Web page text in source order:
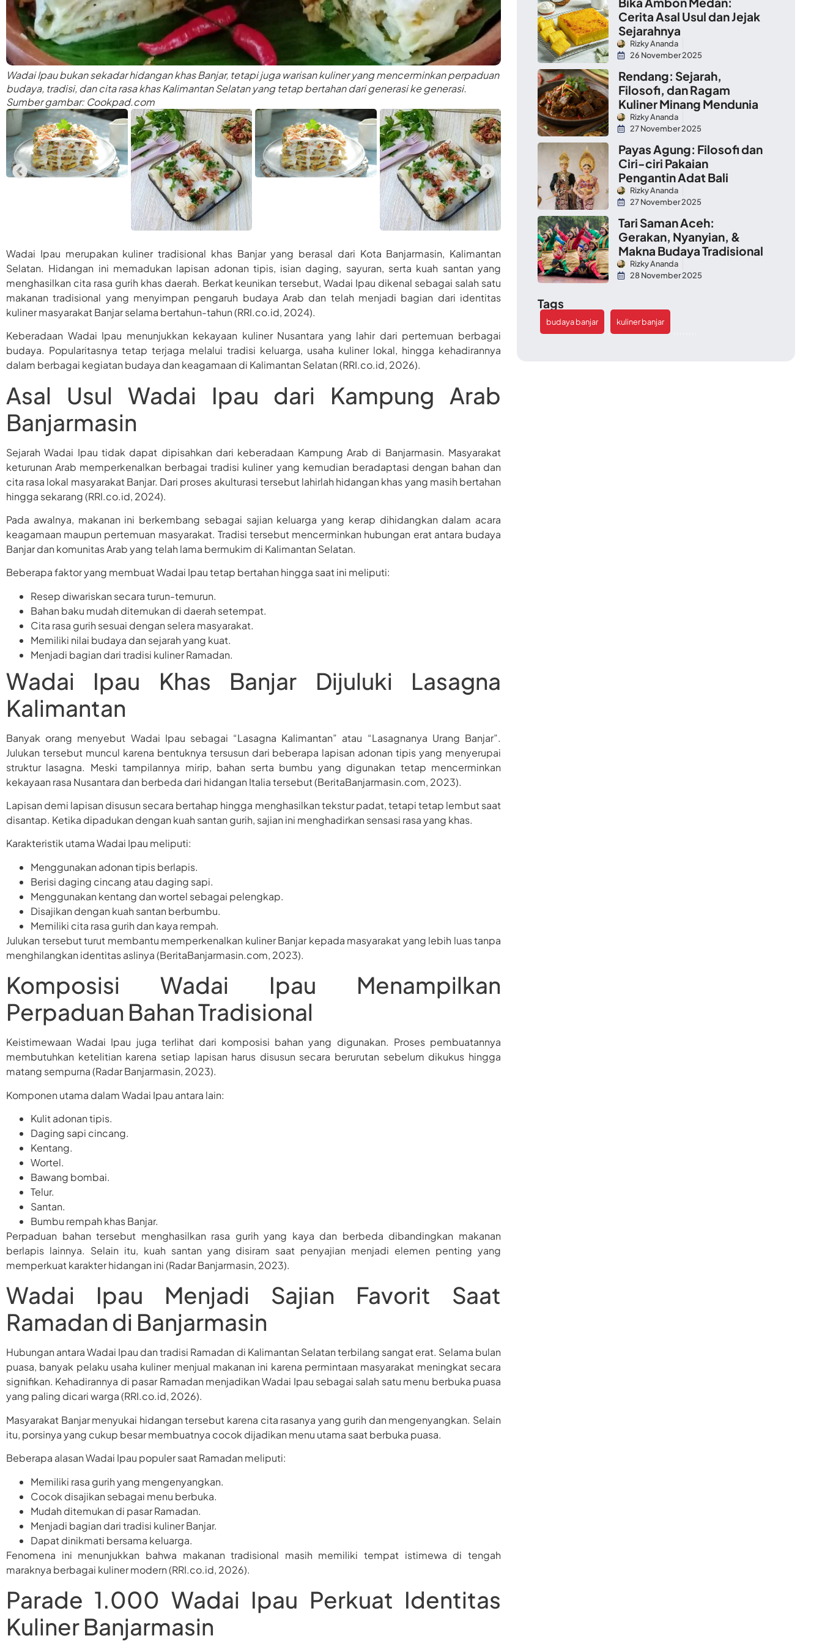
Wadai Ipau bukan sekadar hidangan khas Banjar, tetapi juga warisan kuliner yang mencerminkan perpaduan
budaya, tradisi, dan cita rasa khas Kalimantan Selatan yang tetap bertahan dari generasi ke generasi.
Sumber gambar: Cookpad.com
Wadai Ipau merupakan kuliner tradisional khas Banjar yang berasal dari Kota Banjarmasin, Kalimantan
Selatan. Hidangan ini memadukan lapisan adonan tipis, isian daging, sayuran, serta kuah santan yang
menghasilkan cita rasa gurih khas daerah. Berkat keunikan tersebut, Wadai Ipau dikenal sebagai salah satu
makanan tradisional yang menyimpan pengaruh budaya Arab dan telah menjadi bagian dari identitas
kuliner masyarakat Banjar selama bertahun-tahun (RRI.co.id, 2024).
Keberadaan Wadai Ipau menunjukkan kekayaan kuliner Nusantara yang lahir dari pertemuan berbagai
budaya. Popularitasnya tetap terjaga melalui tradisi keluarga, usaha kuliner lokal, hingga kehadirannya
dalam berbagai kegiatan budaya dan keagamaan di Kalimantan Selatan (RRI.co.id, 2026).
Asal Usul Wadai Ipau dari Kampung Arab
Banjarmasin
Sejarah Wadai Ipau tidak dapat dipisahkan dari keberadaan Kampung Arab di Banjarmasin. Masyarakat
keturunan Arab memperkenalkan berbagai tradisi kuliner yang kemudian beradaptasi dengan bahan dan
cita rasa lokal masyarakat Banjar. Dari proses akulturasi tersebut lahirlah hidangan khas yang masih bertahan
hingga sekarang (RRI.co.id, 2024).
Pada awalnya, makanan ini berkembang sebagai sajian keluarga yang kerap dihidangkan dalam acara
keagamaan maupun pertemuan masyarakat. Tradisi tersebut mencerminkan hubungan erat antara budaya
Banjar dan komunitas Arab yang telah lama bermukim di Kalimantan Selatan.
Beberapa faktor yang membuat Wadai Ipau tetap bertahan hingga saat ini meliputi:
Resep diwariskan secara turun-temurun.
Bahan baku mudah ditemukan di daerah setempat.
Cita rasa gurih sesuai dengan selera masyarakat.
Memiliki nilai budaya dan sejarah yang kuat.
Menjadi bagian dari tradisi kuliner Ramadan.
Wadai Ipau Khas Banjar Dijuluki Lasagna
Kalimantan
Banyak orang menyebut Wadai Ipau sebagai “Lasagna Kalimantan” atau “Lasagnanya Urang Banjar”.
Julukan tersebut muncul karena bentuknya tersusun dari beberapa lapisan adonan tipis yang menyerupai
struktur lasagna. Meski tampilannya mirip, bahan serta bumbu yang digunakan tetap mencerminkan
kekayaan rasa Nusantara dan berbeda dari hidangan Italia tersebut (BeritaBanjarmasin.com, 2023).
Lapisan demi lapisan disusun secara bertahap hingga menghasilkan tekstur padat, tetapi tetap lembut saat
disantap. Ketika dipadukan dengan kuah santan gurih, sajian ini menghadirkan sensasi rasa yang khas.
Karakteristik utama Wadai Ipau meliputi:
Menggunakan adonan tipis berlapis.
Berisi daging cincang atau daging sapi.
Menggunakan kentang dan wortel sebagai pelengkap.
Disajikan dengan kuah santan berbumbu.
Memiliki cita rasa gurih dan kaya rempah.
Julukan tersebut turut membantu memperkenalkan kuliner Banjar kepada masyarakat yang lebih luas tanpa
menghilangkan identitas aslinya (BeritaBanjarmasin.com, 2023).
Komposisi Wadai Ipau Menampilkan
Perpaduan Bahan Tradisional
Keistimewaan Wadai Ipau juga terlihat dari komposisi bahan yang digunakan. Proses pembuatannya
membutuhkan ketelitian karena setiap lapisan harus disusun secara berurutan sebelum dikukus hingga
matang sempurna (Radar Banjarmasin, 2023).
Komponen utama dalam Wadai Ipau antara lain:
Kulit adonan tipis.
Daging sapi cincang.
Kentang.
Wortel.
Bawang bombai.
Telur.
Santan.
Bumbu rempah khas Banjar.
Perpaduan bahan tersebut menghasilkan rasa gurih yang kaya dan berbeda dibandingkan makanan
berlapis lainnya. Selain itu, kuah santan yang disiram saat penyajian menjadi elemen penting yang
memperkuat karakter hidangan ini (Radar Banjarmasin, 2023).
Wadai Ipau Menjadi Sajian Favorit Saat
Ramadan di Banjarmasin
Hubungan antara Wadai Ipau dan tradisi Ramadan di Kalimantan Selatan terbilang sangat erat. Selama bulan
puasa, banyak pelaku usaha kuliner menjual makanan ini karena permintaan masyarakat meningkat secara
signifikan. Kehadirannya di pasar Ramadan menjadikan Wadai Ipau sebagai salah satu menu berbuka puasa
yang paling dicari warga (RRI.co.id, 2026).
Masyarakat Banjar menyukai hidangan tersebut karena cita rasanya yang gurih dan mengenyangkan. Selain
itu, porsinya yang cukup besar membuatnya cocok dijadikan menu utama saat berbuka puasa.
Beberapa alasan Wadai Ipau populer saat Ramadan meliputi:
Memiliki rasa gurih yang mengenyangkan.
Cocok disajikan sebagai menu berbuka.
Mudah ditemukan di pasar Ramadan.
Menjadi bagian dari tradisi kuliner Banjar.
Dapat dinikmati bersama keluarga.
Fenomena ini menunjukkan bahwa makanan tradisional masih memiliki tempat istimewa di tengah
maraknya berbagai kuliner modern (RRI.co.id, 2026).
Parade 1.000 Wadai Ipau Perkuat Identitas
Kuliner Banjarmasin
Cerita Asal Usul dan Jejak
Sejarahnya
Rizky Ananda
26 November 2025
Rendang: Sejarah,
Filosofi, dan Ragam
Kuliner Minang Mendunia
Rizky Ananda
27 November 2025
Payas Agung: Filosofi dan
Ciri-ciri Pakaian
Pengantin Adat Bali
Rizky Ananda
27 November 2025
Tari Saman Aceh:
Gerakan, Nyanyian, &
Makna Budaya Tradisional
Rizky Ananda
28 November 2025
Tags
budaya banjar
kuliner banjar